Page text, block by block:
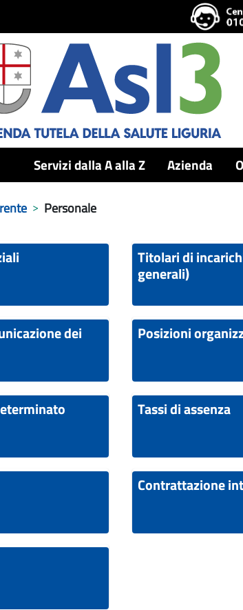
Servizi dalla A alla Z Azienda
Personale
Titolari di
generali)
dei Posizioni
Tassi di assenza
Contrattazione